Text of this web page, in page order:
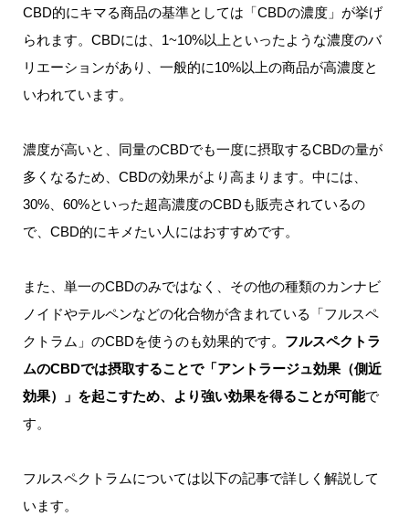
CBD的にキマる商品の基準としては「CBDの濃度」が挙げ
られます。 CBDには、1~10%以上といったような濃度のバ
リエーションがあり、一般的に10%以上の商品が高濃度と
いわれています。
濃度が高いと、同量のCBDでも一度に摂取するCBDの量が
多くなるため、CBDの効果がより高まります。 中には、
30%、60%といった超高濃度のCBDも販売されているの
で、CBD的にキメたい人にはおすすめです。
また、単一のCBDのみではなく、その他の種類のカンナビ
ノイドやテルペンなどの化合物が含まれている「フルスペ
クトラム」のCBDを使うのも効果的です。 フルスペクトラ
ムのCBDでは摂取することで「アントラージュ効果（側近
効果）」を起こすため、より強い効果を得ることが可能で
す。
フルスペクトラムについては以下の記事で詳しく解説して
います。